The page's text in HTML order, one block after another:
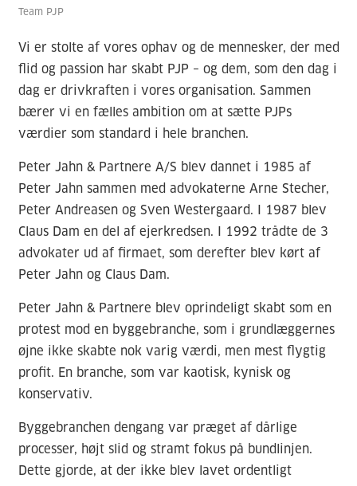
Team PJP
Vi er stolte af vores ophav og de mennesker, der med
flid og passion har skabt PJP – og dem, som den dag i
dag er drivkraften i vores organisation. Sammen
bærer vi en fælles ambition om at sætte PJPs
værdier som standard i hele branchen.
Peter Jahn & Partnere A/S blev dannet i 1985 af
Peter Jahn sammen med advokaterne Arne Stecher,
Peter Andreasen og Sven Westergaard. I 1987 blev
Claus Dam en del af ejerkredsen. I 1992 trådte de 3
advokater ud af firmaet, som derefter blev kørt af
Peter Jahn og Claus Dam.
Peter Jahn & Partnere blev oprindeligt skabt som en
protest mod en byggebranche, som i grundlæggernes
øjne ikke skabte nok varig værdi, men mest flygtig
profit. En branche, som var kaotisk, kynisk og
konservativ.
Byggebranchen dengang var præget af dårlige
processer, højt slid og stramt fokus på bundlinjen.
Dette gjorde, at der ikke blev lavet ordentligt